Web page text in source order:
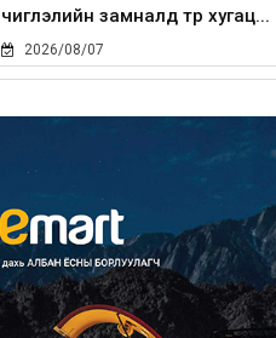
чиглэлийн замналд түр хугац...
2026/08/07
2026/08/07
Улаанбаатарт өдөртөө 30 хэм
дулаан
2026/08/07